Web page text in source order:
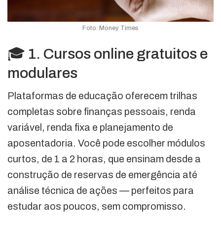
Foto: Money Times
🎓 1. Cursos online gratuitos e
modulares
Plataformas de educação oferecem trilhas
completas sobre finanças pessoais, renda
variável, renda fixa e planejamento de
aposentadoria. Você pode escolher módulos
curtos, de 1 a 2 horas, que ensinam desde a
construção de reservas de emergência até
análise técnica de ações — perfeitos para
estudar aos poucos, sem compromisso.